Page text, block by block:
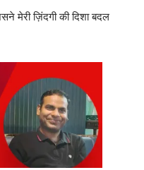
मेरी ज़िंदगी की दिशा बदल